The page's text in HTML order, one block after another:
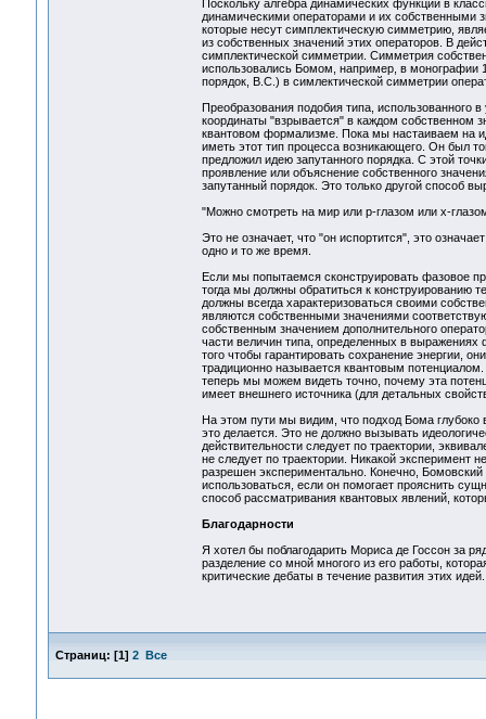
Поскольку алгебра динамических функций в
динамическими операторами и их собственными
которые несут симплектическую симметрию,
из собственных значений этих операторов. В
симплектической симметрии. Симметрия
использовались Бомом, например, в монографии
порядок, В.С.) в симлектической симметрии
Преобразования подобия типа, использованного
координаты "взрывается" в каждом собственном
квантовом формализме. Пока мы настаиваем на
иметь этот тип процесса возникающего. Он был
предложил идею запутанного порядка. С этой
проявление или объяснение собственного
запутанный порядок. Это только другой способ
"Можно смотреть на мир или р-глазом или х-
Это не означает, что "он испортится", это
одно и то же время.
Если мы попытаемся сконструировать фазовое
тогда мы должны обратиться к конструированию
должны всегда характеризоваться своими
являются собственными значениями
собственным значением дополнительного
части величин типа, определенных в
того чтобы гарантировать сохранение энергии,
традиционно называется квантовым
теперь мы можем видеть точно, почему эта
имеет внешнего источника (для детальных
На этом пути мы видим, что подход Бома глубоко
это делается. Это не должно вызывать
действительности следует по траектории,
не следует по траектории. Никакой
разрешен экспериментально. Конечно,
использоваться, если он помогает прояснить
способ рассматривания квантовых явлений,
Благодарности
Я хотел бы поблагодарить Мориса де Госсон за
разделение со мной многого из его работы,
критические дебаты в течение развития этих идей.
Страниц: [1] 2 Все